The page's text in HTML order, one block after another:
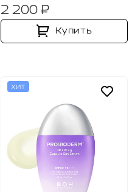
2 200 ₽
Купить
ХИТ